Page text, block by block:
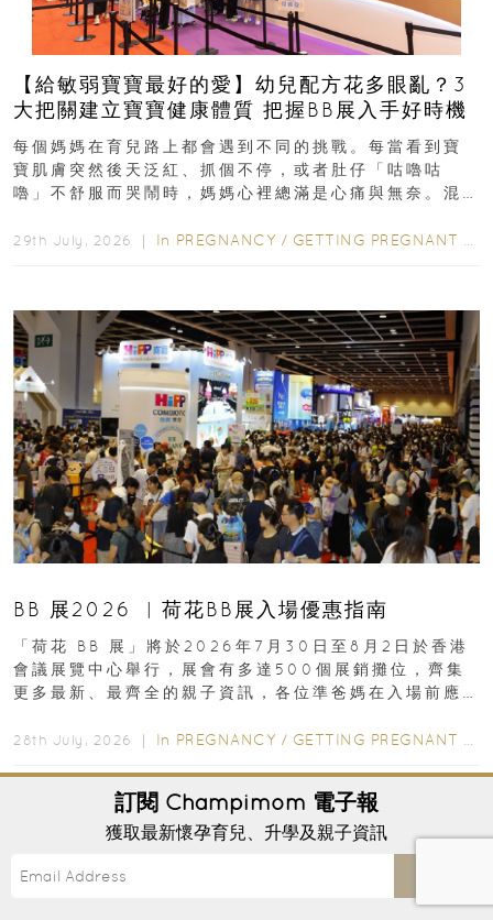
【給敏弱寶寶最好的愛】幼兒配方花多眼亂？3
大把關建立寶寶健康體質 把握BB展入手好時機
每個媽媽在育兒路上都會遇到不同的挑戰。每當看到寶
寶肌膚突然後天泛紅、抓個不停，或者肚仔「咕嚕咕
嚕」不舒服而哭鬧時，媽媽心裡總滿是心痛與無奈。混
29th July, 2026 ｜ In PREGNANCY / GETTING PREGNANT
BB 展2026 ︳荷花BB展入場優惠指南
「荷花 BB 展」將於2026年7月30日至8月2日於香港
會議展覽中心舉行，展會有多達500個展銷攤位，齊集
更多最新、最齊全的親子資訊，各位準爸媽在入場前應
28th July, 2026 ｜ In PREGNANCY / GETTING PREGNANT
訂閱 Champimom 電子報
獲取最新懷孕育兒、升學及親子資訊